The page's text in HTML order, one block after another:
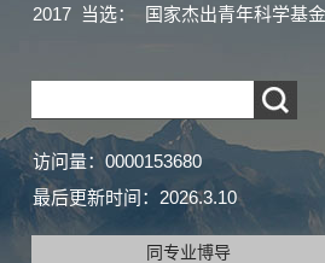
2017 当选： 国家杰出青年科学基
访问量： 0000153680
最后更新时间： 2026.3.10
同专业博导